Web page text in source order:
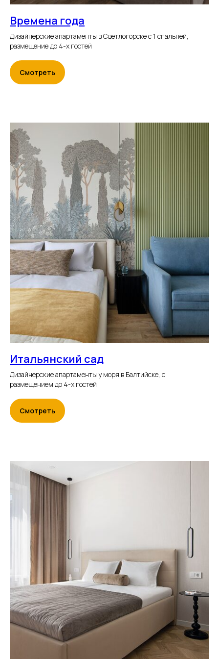
Времена года
Дизайнерские апартаменты в Светлогорске с 1 спальней,
размещение до 4-х гостей
Смотреть
Итальянский сад
Дизайнерские апартаменты у моря в Балтийске, с
размещением до 4-х гостей
Смотреть
Информация
О компании
Правила бронирования
Корпоративным клиентам
Инвестирование
Связаться с нами
Забронировать